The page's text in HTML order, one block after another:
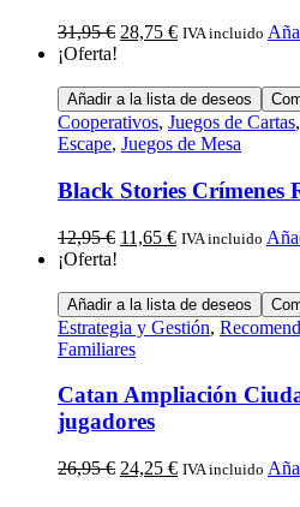
31,95€ 28,75 € IVA incluido
¡Oferta!
Añadir a la lista de deseos
Cooperativos, Juegos de Cartas,
Escape, Juegos de Mesa
Black Stories Crímenes
12,95€ 11,65 € IVA incluido
¡Oferta!
Añadir a la lista de deseos
Estrategia y Gestión,
Familiares
Catan Ampliación
jugadores
26,95€ 24,25 € IVA incluido